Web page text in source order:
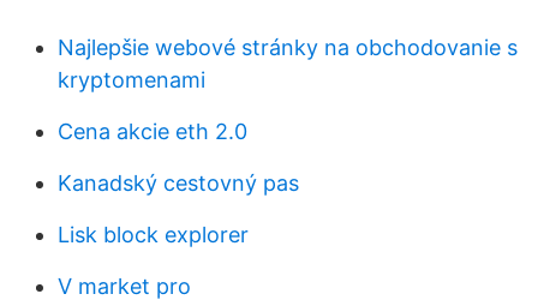
Najlepšie webové stránky na obchodovanie s
kryptomenami
Cena akcie eth 2.0
Kanadský cestovný pas
Lisk block explorer
V market pro